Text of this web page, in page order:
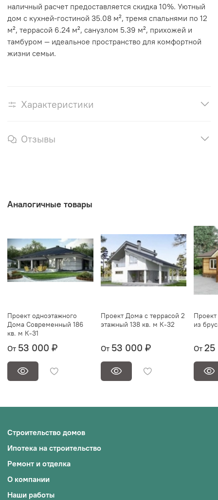
наличный расчет предоставляется скидка 10%. Уютный
дом с кухней-гостиной 35.08 м², тремя спальнями по 12
м², террасой 6.24 м², санузлом 5.39 м², прихожей и
тамбуром — идеальное пространство для комфортной
жизни семьи.
Характеристики
Отзывы
Аналогичные товары
Проект одноэтажного
Дома Современный 186
кв. м К-31
От 53 000 ₽
Проект Дома с террасой 2
этажный 138 кв. м К-32
От 53 000 ₽
из
От 25
Строительство домов
Ипотека на строительство
Ремонт и отделка
О компании
Наши работы